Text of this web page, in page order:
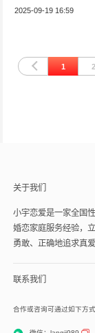
2025-09-19 16:59
1 2
关于我们
小宇恋爱是一家全国
婚恋家庭服务经验，
勇敢、正确地追求真
联系我们
合作或咨询可通过如下方式